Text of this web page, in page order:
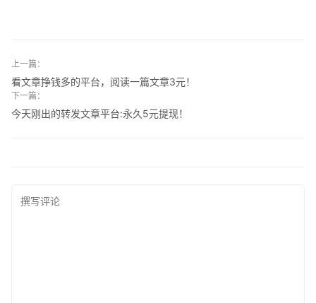
上一篇：
看文章挣钱多的平台，阅读一篇文章3元！
下一篇：
今天刚出的转发文章平台:永久5元提现！